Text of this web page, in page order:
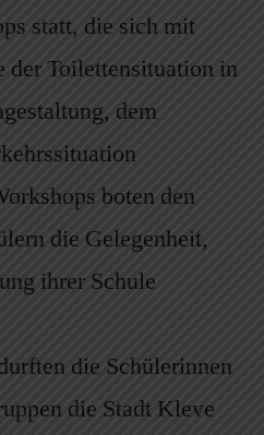
statt, die sich mit
Toilettensituation in
dem
boten den
die Gelegenheit,
ihrer Schule
die Schülerinnen
die Stadt Kleve